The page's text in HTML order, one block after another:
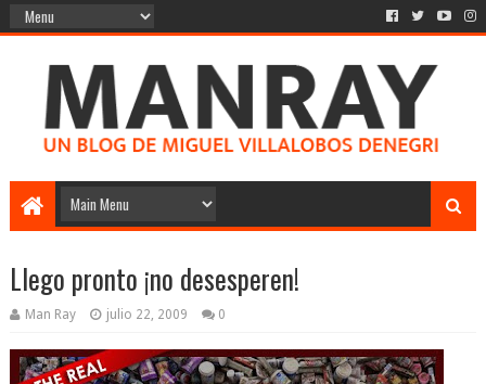
Llego pronto ¡no desesperen!
Man Ray julio 22, 2009 0